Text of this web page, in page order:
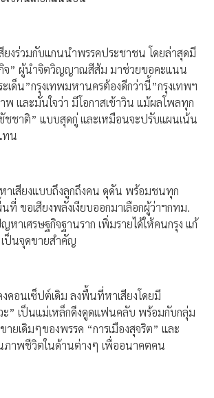
ยงร่วมกับแกนนำพรรคประชาชน โดยล่าสุดมี
งกิจ” ผู้นำจิตวิญญาณสีส้ม มาช่วยขอคะแนน
เด็น”กรุงเทพมหานครต้องดีกว่านี้”กรุงเทพฯ
พ และมั่นใจว่า มีโอกาสเข้าวิน แม้ผลโพลทุก
ชชาติ” แบบสุดกู่ และเหมือนจะปรับแผนเน้น
ทน
าเสียงแบบถึงลูกถึงคน ดุดัน พร้อมชนทุก
ขอเสียงพลังเงียบออกมาเลือกผู้ว่าฯกทม.
หาเศรษฐกิจฐานราก เพิ่มรายได้ให้คนกรุง แก้
ป็นจุดขายสำคัญ
คอนเซ็ปต์เดิม ลงพื้นที่หาเสียงโดยมี
ะ” เป็นแม่เหล็กดึงดูดแฟนคลับ พร้อมกับกลุ่ม
ยเดิมๆของพรรค “การเมืองสุจริต” และ
าพชีวิตในด้านต่างๆ เพื่ออนาคตคน